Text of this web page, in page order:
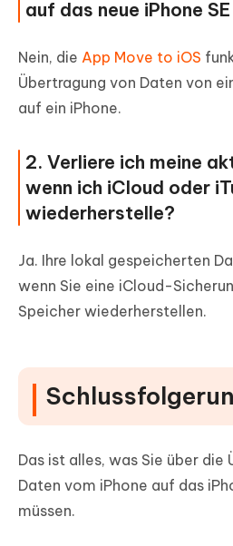
auf das neue iPhone
Nein, die App Move to iOS
Übertragung von Daten von
auf ein iPhone.
2. Verliere ich meine
wenn ich iCloud oder
wiederherstelle?
Ja. Ihre lokal gespeicherten
wenn Sie eine iCloud-
Speicher wiederherstellen.
Das ist alles, was Sie über die
Daten vom iPhone auf das
müssen.